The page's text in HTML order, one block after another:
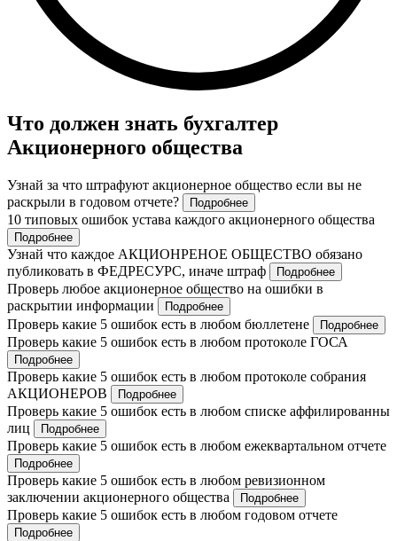
Что должен знать бухгалтер
Акционерного общества
Узнай за что штрафуют акционерное общество если вы не
раскрыли в годовом отчете?
Подробнее
10 типовых ошибок устава каждого акционерного общества
Подробнее
Узнай что каждое АКЦИОНРЕНОЕ ОБЩЕСТВО обязано
публиковать в ФЕДРЕСУРС, иначе штраф
Подробнее
Проверь любое акционерное общество на ошибки в
раскрытии информации
Подробнее
Проверь какие 5 ошибок есть в любом бюллетене Подробнее
Проверь какие 5 ошибок есть в любом протоколе ГОСА
Подробнее
Проверь какие 5 ошибок есть в любом протоколе собрания
АКЦИОНЕРОВ
Подробнее
Проверь какие 5 ошибок есть в любом списке аффилированны
лиц
Подробнее
Проверь какие 5 ошибок есть в любом ежеквартальном отчете
Подробнее
Проверь какие 5 ошибок есть в любом ревизионном
заключении акционерного общества
Подробнее
Проверь какие 5 ошибок есть в любом годовом отчете
Подробнее